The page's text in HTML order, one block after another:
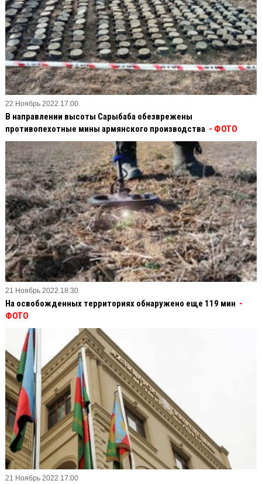
22 Ноябрь 2022 17:00
В направлении высоты Сарыбаба обезврежены
противопехотные мины армянского производства - ФОТО
21 Ноябрь 2022 18:30
На освобожденных территориях обнаружено еще 119 мин -
ФОТО
21 Ноябрь 2022 17:00